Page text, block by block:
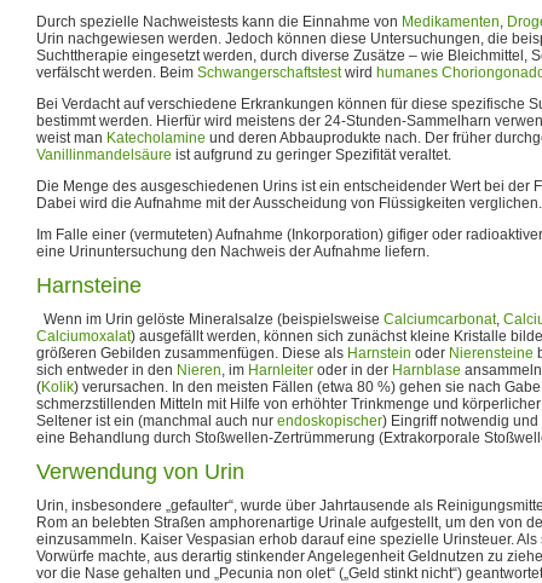
Durch spezielle Nachweistests kann die Einnahme von Medikamenten,
Urin nachgewiesen werden. Jedoch können diese Untersuchungen, die
Suchttherapie eingesetzt werden, durch diverse Zusätze – wie Bleichmittel,
verfälscht werden. Beim Schwangerschaftstestwird humanes
Bei Verdacht auf verschiedene Erkrankungen können für diese spezifische
bestimmt werden. Hierfür wird meistens der 24-Stunden-Sammelharn
weist man Katecholamine und deren Abbauprodukte nach. Der früher
Vanillinmandelsäure ist aufgrund zu geringer Spezifität veraltet.
Die Menge des ausgeschiedenen Urins ist ein entscheidender Wert bei der
Dabei wird die Aufnahme mit der Ausscheidung von Flüssigkeiten verglichen.
Im Falle einer (vermuteten) Aufnahme (Inkorporation) gifiger oder
eine Urinuntersuchung den Nachweis der Aufnahme liefern.
Harnsteine
Wenn im Urin gelöste Mineralsalze (beispielsweise Calciumcarbonat,
Calciumoxalat) ausgefällt werden, können sich zunächst kleine Kristalle
größeren Gebilden zusammenfügen. Diese als Harnstein oder Nierensteine
sich entweder in den Nieren, im Harnleiter oder in der Harnblase
(Kolik) verursachen. In den meisten Fällen (etwa 80 %) gehen sie nach
schmerzstillenden Mitteln mit Hilfe von erhöhter Trinkmenge und
Seltener ist ein (manchmal auch nur endoskopischer) Eingriff notwendig
eine Behandlung durch Stoßwellen-Zertrümmerung (Extrakorporale
Verwendung von Urin
Urin, insbesondere „gefaulter“, wurde über Jahrtausende als
Rom an belebten Straßen amphorenartige Urinale aufgestellt, um den von
einzusammeln. Kaiser Vespasian erhob darauf eine spezielle Urinsteuer.
Vorwürfe machte, aus derartig stinkender Angelegenheit Geldnutzen zu
vor die Nase gehalten und „Pecunia non olet“ („Geld stinkt nicht“)